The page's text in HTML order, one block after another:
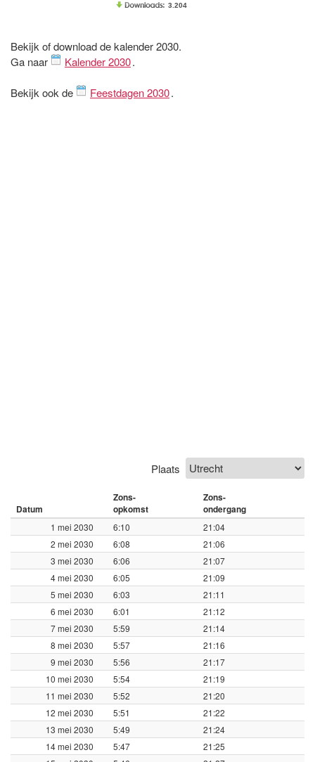
3.204
Bekijk of download de kalender 2030.
Ga naar
Kalender 2030.
Bekijk ook de Feestdagen 2030.
Plaats
Datum
Zons-
opkomst
Zons-
ondergang
1 mei 2030 6:10
21:04
2 mei 2030
6:08
21:06
3 mei 2030
6:06
21:07
4 mei 2030
6:05
21:09
5 mei 2030
6:03
21:11
6 mei 2030
6:01
21:12
7 mei 2030
5:59
21:14
8 mei 2030
5:57
21:16
9 mei 2030
5:56
21:17
10 mei 2030
5:54
21:19
11 mei 2030
5:52
21:20
12 mei 2030
5:51
21:22
13 mei 2030
5:49
21:24
14 mei 2030
5:47
21:25